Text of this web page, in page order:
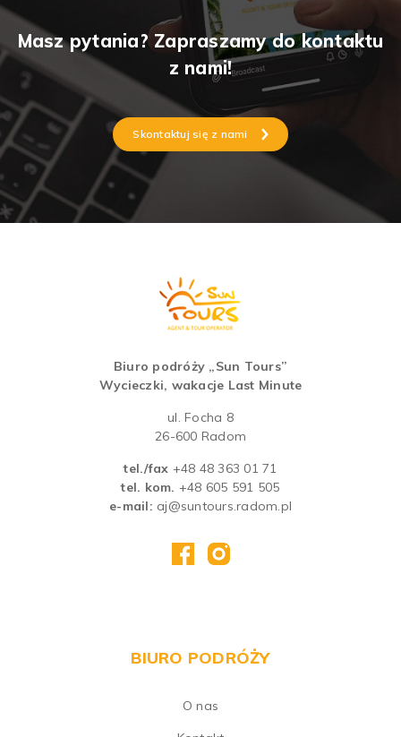
Masz pytania? Zapraszamy do kontaktu
z nami!
Skontaktuj się z nami
Biuro podróży „Sun Tours”
Wycieczki, wakacje Last Minute
ul. Focha 8
26-600 Radom
tel./fax +48 48 363 01 71
tel. kom. +48 605 591 505
e-mail: aj@suntours.radom.pl
BIURO PODRÓŻY
O nas